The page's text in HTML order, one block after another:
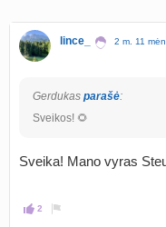
lince_ 2 m. 11 mėn.
Gerdukas parašė:
Sveikos! 🌻
Sveika! Mano vyras
2